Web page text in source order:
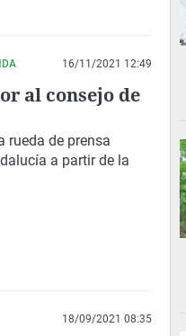
16/11/2021 12:49
al consejo de
rueda de prensa
a partir de la
18/09/2021 08:35